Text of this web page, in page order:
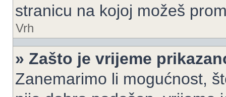
stranicu na kojoj možeš
Vrh
» Zašto je vrijeme
Zanemarimo li mogućnost,